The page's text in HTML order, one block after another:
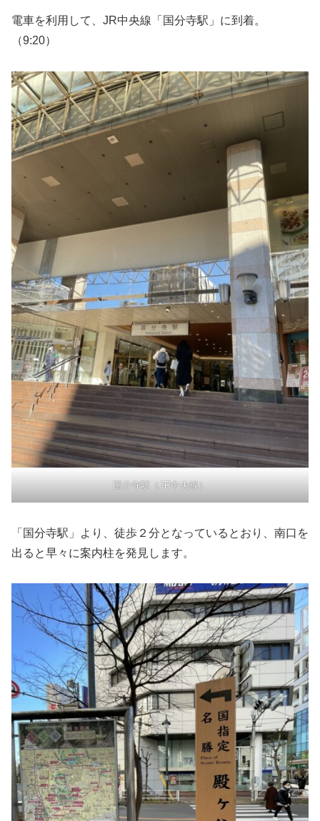
電車を利用して、JR中央線「国分寺駅」に到着。
（9:20）
国分寺駅（JR中央線）
「国分寺駅」より、徒歩２分となっているとおり、南口を
出ると早々に案内柱を発見します。